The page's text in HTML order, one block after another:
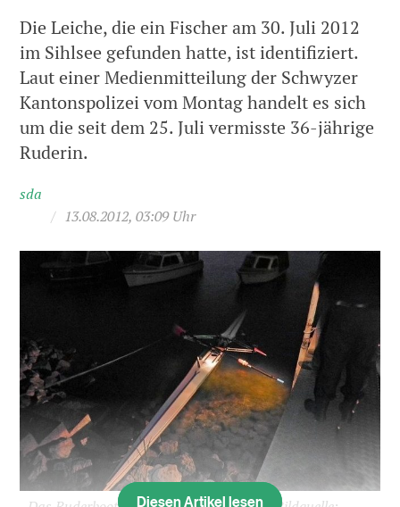
Die Leiche, die ein Fischer am 30. Juli 2012
im Sihlsee gefunden hatte, ist identifiziert.
Laut einer Medienmitteilung der Schwyzer
Kantonspolizei vom Montag handelt es sich
um die seit dem 25. Juli vermisste 36-jährige
Ruderin.
sda
/ 13.08.2012, 03:09 Uhr
Diesen Artikel lesen